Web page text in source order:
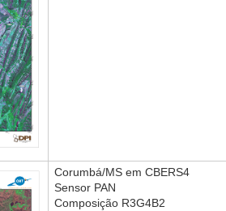
Corumbá/MS em CBERS4
Sensor PAN
Composição R3G4B2